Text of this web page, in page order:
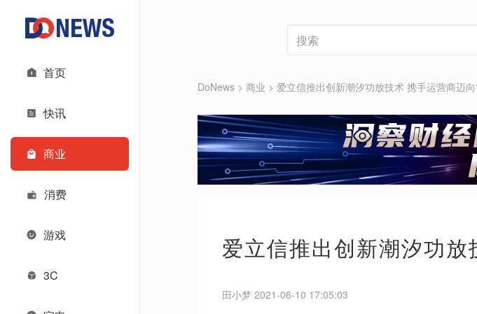
首页
快讯
商业
消费
游戏
3C
DoNews > 商业 > 爱立信推出创新潮汐功放技术 携手运营商迈向
爱立信推出创新潮汐功放
田小梦 2021-06-10 17:05:03